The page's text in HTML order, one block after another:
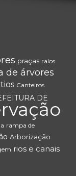
praças ralos
de árvores
Canteiros
DE
rampa de
Arborização
rios e canais